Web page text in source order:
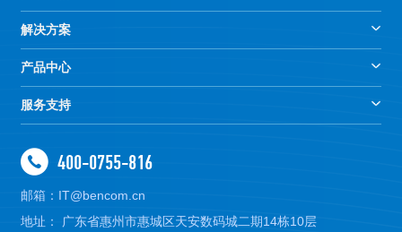
解决方案
产品中心
服务支持
400-0755-816
邮箱：IT@bencom.cn
地址： 广东省惠州市惠城区天安数码城二期14栋10层